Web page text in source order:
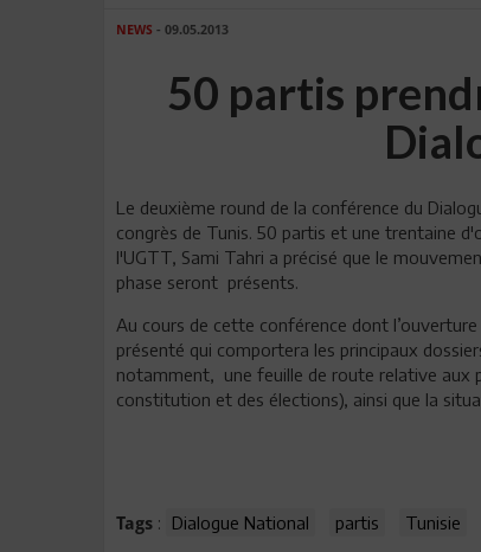
NEWS - 09.05.2013
50 partis
Le deuxième round de la conférence du
congrès de Tunis. 50 partis et une trentaine
l'UGTT, Sami Tahri a précisé que le
phase seront présents.
Au cours de cette conférence dont
présenté qui comportera les principaux
notamment, une feuille de route relative aux
constitution et des élections), ainsi que la
Tags : Dialogue National partis Tunisie